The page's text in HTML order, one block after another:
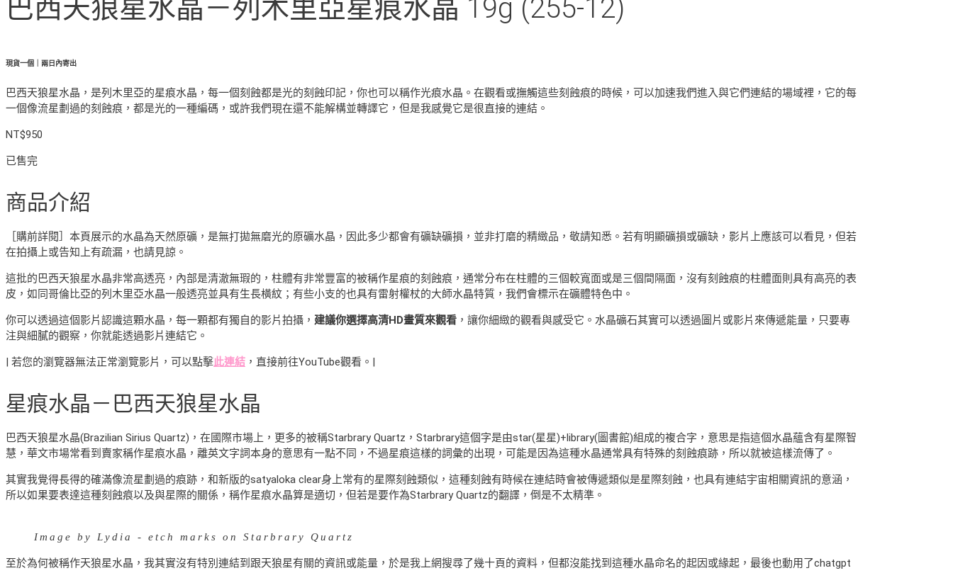
巴西天狼星水晶－列木里亞星痕水晶 19g (255-12)
現貨一個｜兩日內寄出
巴西天狼星水晶，是列木里亞的星痕水晶，每一個刻蝕都是光的刻蝕印記，你也可以稱作光痕水晶。在觀看或撫觸這些刻蝕痕的時候，可以加速我們進入與它們連結的場域裡，它的每
一個像流星劃過的刻蝕痕，都是光的一種編碼，或許我們現在還不能解構並轉譯它，但是我感覺它是很直接的連結。
NT$950
已售完
商品介紹
［購前詳閱］本頁展示的水晶為天然原礦，是無打拋無磨光的原礦水晶，因此多少都會有礦缺礦損，並非打磨的精緻品，敬請知悉。若有明顯礦損或礦缺，影片上應該可以看見，但若
在拍攝上或告知上有疏漏，也請見諒。
這批的巴西天狼星水晶非常高透亮，內部是清澈無瑕的，柱體有非常豐富的被稱作星痕的刻蝕痕，通常分布在柱體的三個較寬面或是三個間隔面，沒有刻蝕痕的柱體面則具有高亮的表
皮，如同哥倫比亞的列木里亞水晶一般透亮並具有生長橫紋；有些小支的也具有雷射權杖的大師水晶特質，我們會標示在礦體特色中。
你可以透過這個影片認識這顆水晶，每一顆都有獨自的影片拍攝， 建議你選擇高清HD畫質來觀看 ，讓你細緻的觀看與感受它。水晶礦石其實可以透過圖片或影片來傳遞能量，只要專
注與細膩的觀察，你就能透過影片連結它。
| 若您的瀏覽器無法正常瀏覽影片，可以點擊此連結 ，直接前往YouTube觀看。|
星痕水晶－巴西天狼星水晶
巴西天狼星水晶(Brazilian Sirius Quartz)，在國際市場上，更多的被稱Starbrary Quartz，Starbrary這個字是由star(星星)+library(圖書館)組成的複合字，意思是指這個水晶蘊含有星際智
慧，華文市場常看到賣家稱作星痕水晶，離英文字詞本身的意思有一點不同，不過星痕這樣的詞彙的出現，可能是因為這種水晶通常具有特殊的刻蝕痕跡，所以就被這樣流傳了。
其實我覺得長得的確滿像流星劃過的痕跡，和新版的satyaloka clear身上常有的星際刻蝕類似，這種刻蝕有時候在連結時會被傳遞類似是星際刻蝕，也具有連結宇宙相關資訊的意涵，
所以如果要表達這種刻蝕痕以及與星際的關係，稱作星痕水晶算是適切，但若是要作為Starbrary Quartz的翻譯，倒是不太精準。
Image by Lydia - etch marks on Starbrary Quartz
至於為何被稱作天狼星水晶，我其實沒有特別連結到跟天狼星有關的資訊或能量，於是我上網搜尋了幾十頁的資料，但都沒能找到這種水晶命名的起因或緣起，最後也動用了chatgpt